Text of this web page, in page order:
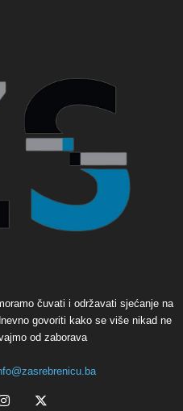
čuvati i održavati sjećanje na
govoriti kako se više nikad ne
od zaborava